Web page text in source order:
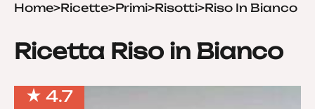
Home>Ricette>Primi>Risotti>Riso In Bianco
Ricetta Riso in Bianco
4.7